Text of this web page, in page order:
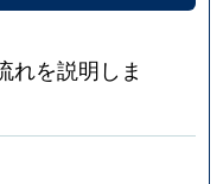
れを説明しま